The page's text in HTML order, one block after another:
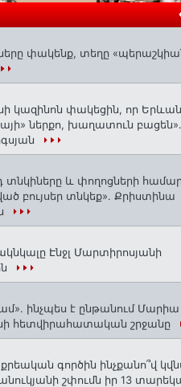
փակենք, տեղը
կազինոն փակեցին, որ
ներքո, խաղատուն բացեն»․
տնկիները և փողոցների համար
բույսեր տնկեք». Քրիստինա
Էնջլ Մարտիրոսյանի
ինչպես է ընթանում Մարիա
հետվիրահատական շրջանը
քրեական գործին ինչքանո՞վ
շփումն իր 13